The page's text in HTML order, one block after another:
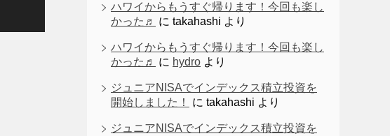
ハワイからもうすぐ帰ります！今回も楽し
かった♬
に takahashi より
ハワイからもうすぐ帰ります！今回も楽し
かった♬
に hydro より
ジュニアNISAでインデックス積立投資を
開始しました！
に takahashi より
ジュニアNISAでインデックス積立投資を